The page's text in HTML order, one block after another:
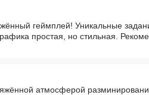
геймплей! Уникальные
простая, но стильная.
атмосферой